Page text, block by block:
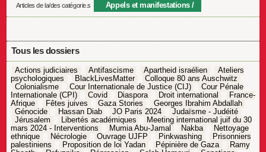
Articles de la/des catégorie.s Appels et manifestations
Tous les dossiers
Actions judiciaires Antifascisme Apartheid israélien
Ateliers
psychologiques
BlackLivesMatter
Colloque 80 ans Auschwitz
Colonialisme
Cour Internationale de Justice (CIJ)
Cour Pénale
Internationale (CPI)
Covid Diaspora Droit international
France-
Afrique
Fêtes juives Gaza Stories
Georges Ibrahim Abdallah
Génocide
Hassan Diab JO Paris 2024
Judaïsme - Judéité
Jérusalem
Libertés académiques
Meeting international juif du 30
mars 2024 - Interventions
Mumia Abu-Jamal Nakba
Nettoyage
ethnique
Nécrologie Ouvrage UJFP Pinkwashing
Prisonniers
palestiniens
Proposition de loi Yadan Pépinière de Gaza
Ramy